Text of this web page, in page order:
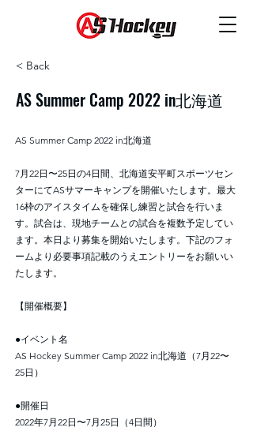
< Back
AS Summer Camp 2022 in北海道
AS Summer Camp 2022 in北海道
7月22日〜25日の4日間、北海道安平町スポーツセン
ターにてASサマーキャンプを開催いたします。最大
16枠のアイスタイムを確保し練習と試合を行いま
す。試合は、現地チームとの試合を複数予定してい
ます。本日より募集を開始いたします。下記のフォ
ームより必要事項記載のうえエントリーをお願いい
たします。
【開催概要】
●イベント名
AS Hockey Summer Camp 2022 in北海道（7月22〜
25日）
●開催日
2022年7月22日〜7月25日（4日間）